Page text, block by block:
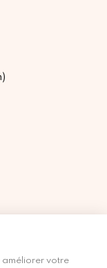
améliorer votre
Garantis,cliquez ici